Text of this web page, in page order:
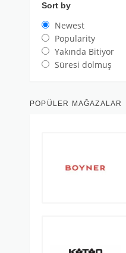
Sort by
Newest
Popularity
Yakında Bitiyor
Süresi dolmuş
POPÜLER MAĞAZALAR